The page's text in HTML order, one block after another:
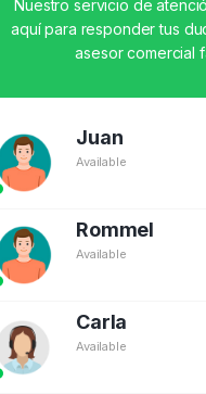
Nuestro servicio de
aquí para responder tus
asesor comercial
Juan
Available
Rommel
Available
Carla
Available